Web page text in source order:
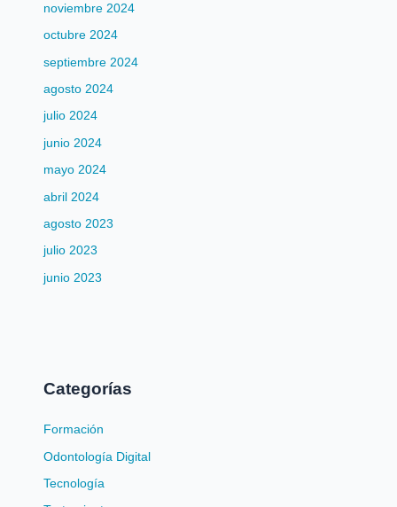
noviembre 2024
octubre 2024
septiembre 2024
agosto 2024
julio 2024
junio 2024
mayo 2024
abril 2024
agosto 2023
julio 2023
junio 2023
Categorías
Formación
Odontología Digital
Tecnología